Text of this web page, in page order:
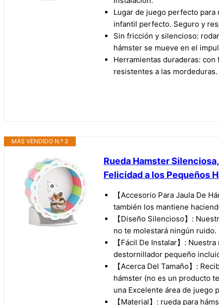
Lugar de juego perfecto
infantil perfecto. Seguro y
Sin fricción y silencioso:
hámster se mueve en el
Herramientas duraderas:
resistentes a las
MÁS VENDIDO N.º 3
Rueda Hamster
Felicidad a los Pequeños
【Accesorio Para Jaula De
también los mantiene
【Diseño Silencioso】:
no te molestará ningún ruido.
【Fácil De Instalar】:
destornillador pequeño
【Acerca Del Tamaño】:
hámster (no es un producto
una Excelente área de juego
【Material】: rueda para